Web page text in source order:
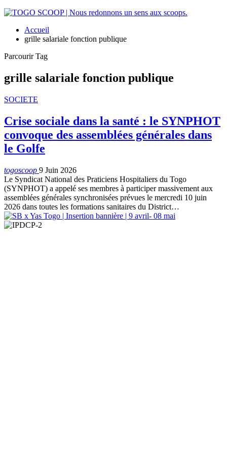
Accueil
grille salariale fonction publique
Parcourir Tag
grille salariale fonction publique
SOCIETE
Crise sociale dans la santé : le SYNPHOT
convoque des assemblées générales dans
le Golfe
togoscoop 9 Juin 2026
Le Syndicat National des Praticiens Hospitaliers du Togo
(SYNPHOT) a appelé ses membres à participer massivement aux
assemblées générales synchronisées prévues le mercredi 10 juin
2026 dans toutes les formations sanitaires du District…